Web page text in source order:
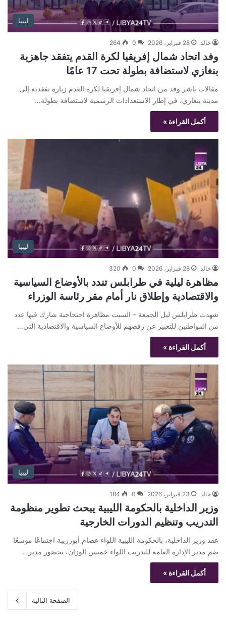
ليبيا
خالد 28 فبراير، 2026 0
264
وفد اتحاد شمال إفريقيا لكرة القدم يتفقد جاهزية
بنغازي لاستضافة بطولة تحت 17 عامًا
مقالات باشر وفد من اتحاد شمال إفريقيا لكرة القدم زيارة تفقدية إلى
مدينة بنغازي، في إطار الاستعدادات الرسمية لاستضافة بطولة…
أكمل القراءة »
ليبيا
خالد 28 فبراير، 2026 0
320
مظاهرة ليلية في طرابلس تندد بالأوضاع السياسية
والاقتصادية وإطلاق نار أمام مقر رئاسة الوزراء
شهدت طرابلس ليل الجمعة – السبت مظاهرة احتجاجية شارك فيها عدد
من المواطنين للتعبير عن رفضهم للأوضاع السياسية والاقتصادية التي…
أكمل القراءة »
ليبيا
خالد 23 فبراير، 2026 0
184
وزير الداخلية بالحكومة الليبية يبحث تطوير منظومة
التدريب وتنظيم الدورات الخارجية
عقد وزير الداخلية، بالحكومة الليبية اللواء عصام أبوزريبة اجتماعًا موسعًا
ضم مدير الإدارة العامة للتدريب اللواء خميس الوزان، بحضور مدير…
أكمل القراءة »
الصفحة التالية